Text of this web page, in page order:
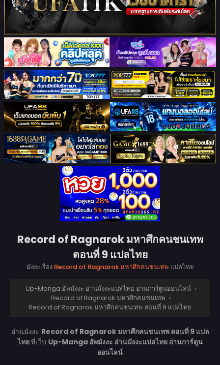
Record of Ragnarok มหาศึกคนชนเทพ
ตอนที่ 9 แปลไทย
มังงะเรื่อง Record of Ragnarok มหาศึกคนชนเทพ แปลไทย
Up-Manga อัพมังงะ อ่านมังงะแปลไทย อ่านการ์ตูนออนไลน์ ›
Record of Ragnarok มหาศึกคนชนเทพ ›
Record of Ragnarok มหาศึกคนชนเทพ ตอนที่ 9 แปลไทย
อ่านมังงะ Record of Ragnarok มหาศึกคนชนเทพ ตอนที่ 9 แปล
ไทยที่เว็บ Up-Manga อัพมังงะ อ่านมังงะแปลไทย อ่านการ์ตูน
ออนไลน์